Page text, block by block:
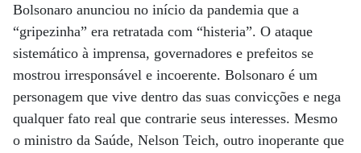
Bolsonaro anunciou no início da pandemia que a
“gripezinha” era retratada com “histeria”. O ataque
sistemático à imprensa, governadores e prefeitos se
mostrou irresponsável e incoerente. Bolsonaro é um
personagem que vive dentro das suas convicções e nega
qualquer fato real que contrarie seus interesses. Mesmo
o ministro da Saúde, Nelson Teich, outro inoperante que